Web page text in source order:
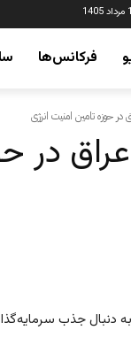
فرکانس‌ها
حوزه تامین امنیت انرژی
در
دنبال جذب